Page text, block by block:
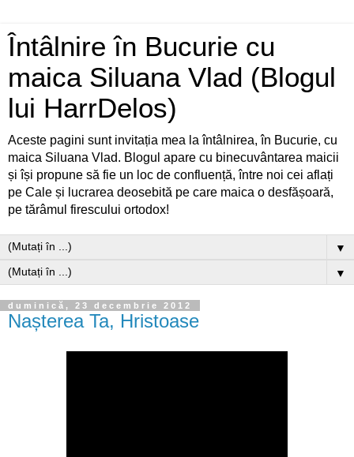
Întâlnire în Bucurie cu
maica Siluana Vlad (Blogul
lui HarrDelos)
Aceste pagini sunt invitația mea la întâlnirea, în Bucurie, cu
maica Siluana Vlad. Blogul apare cu binecuvântarea maicii
și își propune să fie un loc de confluență, între noi cei aflați
pe Cale și lucrarea deosebită pe care maica o desfășoară,
pe tărâmul firescului ortodox!
▼
▼
duminică, 23 decembrie 2012
Nașterea Ta, Hristoase